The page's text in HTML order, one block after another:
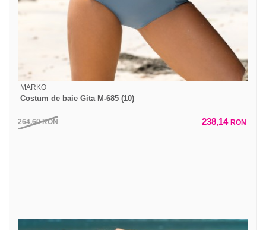
MARKO
Costum de baie Gita M-685 (10)
264,60RON 238,14 RON